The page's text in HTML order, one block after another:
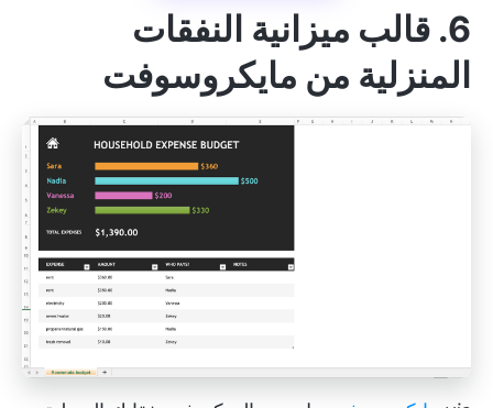
6. قالب ميزانية النفقات
المنزلية من مايكروسوفت